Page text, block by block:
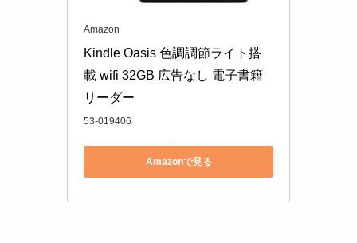
Amazon
Kindle Oasis 色調調節ライト搭
載 wifi 32GB 広告なし 電子書籍
リーダー
53-019406
Amazonで見る